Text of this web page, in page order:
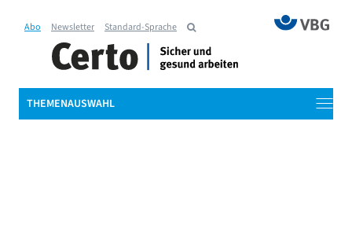
Abo Newsletter Standard-Sprache
THEMENAUSWAHL